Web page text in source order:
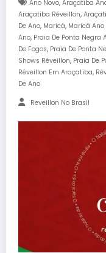
Ano Novo Araçatiba
Araçatiba Réveillon,
De Ano, Maricá, Maricá Ano
Ano, Praia De Ponta Negra
De Fogos, Praia De Ponta
Shows Réveillon, Praia De
Réveillon Em Araçatiba,
De Ano
Reveillon No Brasil